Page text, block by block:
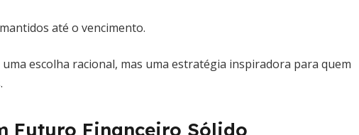
até o vencimento.
escolha racional, mas uma estratégia inspiradora para quem
Futuro Financeiro Sólido